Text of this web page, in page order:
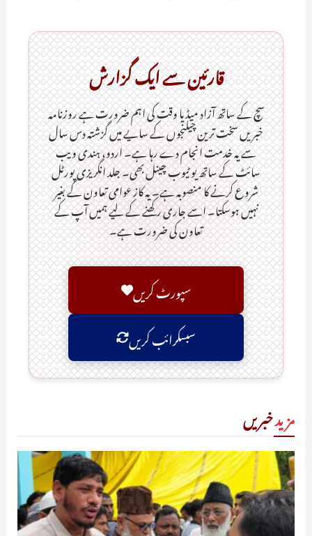
قارئین سے ایک گزارش
سچ کے ساتھ آزاد میڈیا وقت کی اہم ضرورت ہےـ روزنامہ
خبریں سخت ترین چیلنجوں کے سایے میں گزشتہ دس سال
سے یہ خدمت انجام دے رہا ہے۔ اردو، ہندی ویب
سائٹ کے ساتھ یو ٹیوب چینل بھی۔ جلد انگریزی پورٹل
شروع کرنے کا منصوبہ ہے۔ یہ کاز عوامی تعاون کے بغیر
نہیں ہوسکتا۔ اسے جاری رکھنے کے لیے ہمیں آپ کے
تعاون کی ضرورت ہے۔
سپورٹ کریں
سبسکرائب کریں
مزیدخبریں